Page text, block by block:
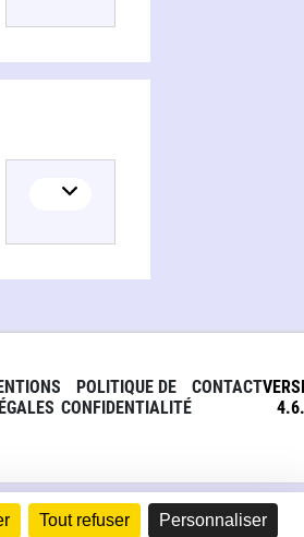
Tout refuser Personnaliser
POLITIQUE DE
CONFIDENTIALITÉ
CONTACT